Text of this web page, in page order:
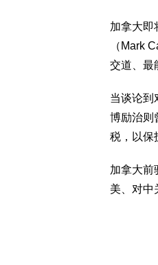
加拿大即
（Mark
交道、最
当谈论到
博励治则
税，以保
加拿大前
美、对中